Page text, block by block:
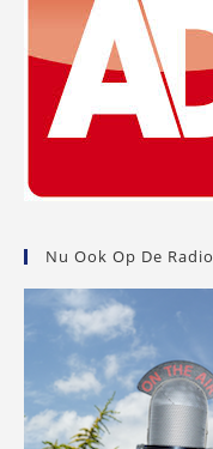
Nu Ook Op De Radio